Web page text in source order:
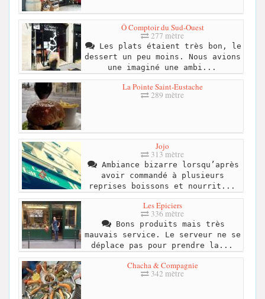
Ô Comptoir du Sud-Ouest
277 mètre
Les plats étaient très bon, le
dessert un peu moins. Nous avions
une imaginé une ambi...
La Pointe Saint-Eustache
289 mètre
Jojo
313 mètre
Ambiance bizarre lorsqu’après
avoir commandé à plusieurs
reprises boissons et nourrit...
Les Epiciers
336 mètre
Bons produits mais très
mauvais service. Le serveur ne se
déplace pas pour prendre la...
Chacha & Compagnie
342 mètre